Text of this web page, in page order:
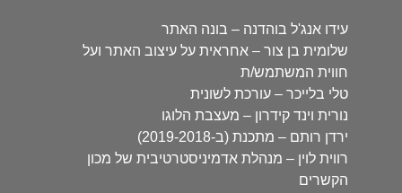
עידו אנג'ל בוהדנה – בונה האתר
שלומית בן צור – אחראית על עיצוב האתר ועל
חווית המשתמש/ת
טלי בלייכר – עורכת לשונית
נורית וינד קידרון – מעצבת הלוגו
ירדן רותם – מתכנת (ב-2019-2018)
רווית לוין – מנהלת אדמיניסטרטיבית של מכון
הקשרים